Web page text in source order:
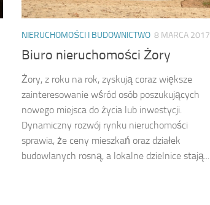
NIERUCHOMOŚCI I BUDOWNICTWO 8 MARCA 2017
Biuro nieruchomości Żory
Żory, z roku na rok, zyskują coraz większe
zainteresowanie wśród osób poszukujących
nowego miejsca do życia lub inwestycji.
Dynamiczny rozwój rynku nieruchomości
sprawia, że ceny mieszkań oraz działek
budowlanych rosną, a lokalne dzielnice stają...